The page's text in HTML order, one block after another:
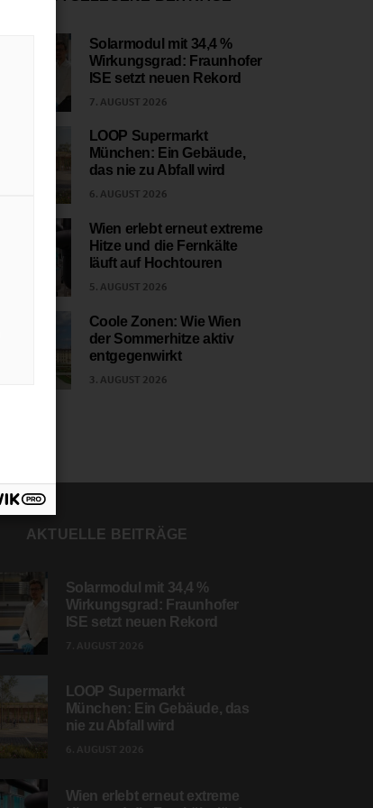
Solarmodul mit 34,4 %
Wirkungsgrad: Fraunhofer
ISE setzt neuen Rekord
7. AUGUST 2026
LOOP Supermarkt
München: Ein Gebäude,
das nie zu Abfall wird
6. AUGUST 2026
Wien erlebt erneut extreme
Hitze und die Fernkälte
läuft auf Hochtouren
5. AUGUST 2026
Coole Zonen: Wie Wien
der Sommerhitze aktiv
entgegenwirkt
3. AUGUST 2026
AKTUELLE BEITRÄGE
Solarmodul mit 34,4 %
Wirkungsgrad: Fraunhofer
ISE setzt neuen Rekord
LOOP Supermarkt
München: Ein Gebäude, das
nie zu Abfall wird
Wien erlebt erneut extreme